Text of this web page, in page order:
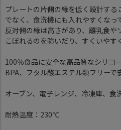
プレートの片側の縁を低く設計す
でなく、食洗機にも入れやすくなっ
反対側の縁は高さがあり、離乳食や
こぼれるのを防いだり、すくいやす
100％食品に安全な高品質なシリコ
BPA、フタル酸エステル類フリーで
オーブン、電子レンジ、冷凍庫、食
耐熱温度：230℃